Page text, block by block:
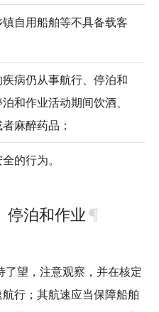
镇自用船舶等不具备载客
疾病仍从事航行、停泊和
和作业活动期间饮酒、
麻醉药品；
的行为。
泊和作业
望，注意观察，并在核定
行；其航速应当保障船舶